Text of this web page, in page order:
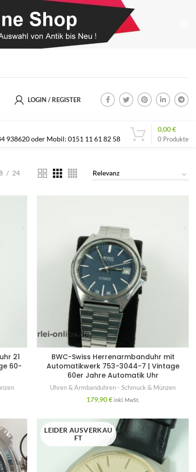
LOGIN / REGISTER
938620 oder Mobil: 0151 11 61 82 58
0 Produkte
0,00€
24
21
60-
BWC-Swiss Herrenarmbanduhr mit
Automatikwerk 753-3044-7 | Vintage
60er Jahre Automatik Uhr
Uhren & Armbanduhren - Schmuck & Münzen
179,90€ inkl. MwSt.
LEIDER AUSVERKAU
FT